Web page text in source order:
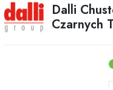
Dalli
Czarnych